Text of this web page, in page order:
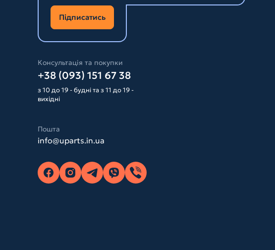
Підписатись
Консультація та покупки
+38 (093) 151 67 38
з 10 до 19 - будні та з 11 до 19 -
вихідні
Пошта
info@uparts.in.ua